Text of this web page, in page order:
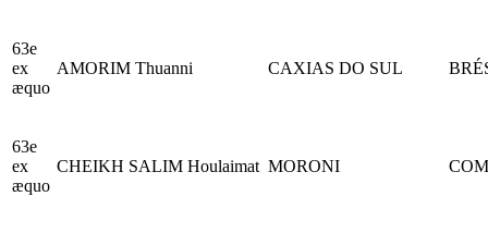
63e
ex
æquo
AMORIM Thuanni CAXIAS DO SUL
63e
ex
æquo
CHEIKH SALIM Houlaimat MORONI